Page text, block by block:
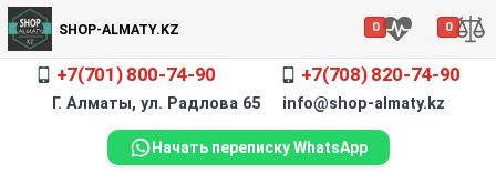
SHOP-ALMATY.KZ 0 0
+7(701) 800-74-90 +7(708) 820-74-90
Г. Алматы, ул. Радлова 65 info@shop-almaty.kz
Начать переписку WhatsApp